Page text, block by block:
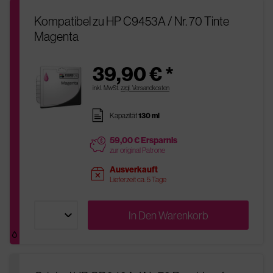
Kompatibel zu HP C9453A / Nr. 70 Tinte
Magenta
39,90 € *
inkl. MwSt. zzgl. Versandkosten
pages Kapazität130 ml
price 59,00 € Ersparnis
zur original Patrone
sold Ausverkauft
Lieferzeit ca. 5 Tage
In DenWarenkorb